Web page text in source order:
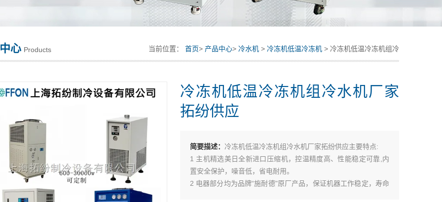
心 Products 当前位置： 首页> 产品中心> 冷水机 > 冷冻机低温冷冻机 > 冷冻机低温冷冻机组冷
水机厂家拓纷供应
冷冻机低温冷冻机组冷水机厂家
拓纷供应
简要描述： 冷冻机低温冷冻机组冷水机厂家拓纷供应主要特点:
1 主机精选美日全新进口压缩机，控温精度高、性能稳定可靠,内
置安全保护，噪音低，省电耐用。
2 电器部分均为品牌“施耐德"原厂产品，保证机器工作稳定，寿命